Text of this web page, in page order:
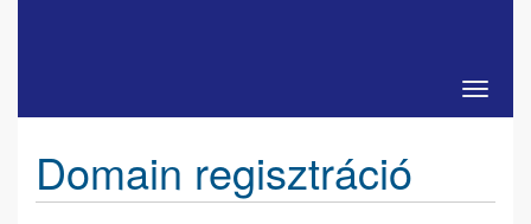
Váltás
Domain regisztráció